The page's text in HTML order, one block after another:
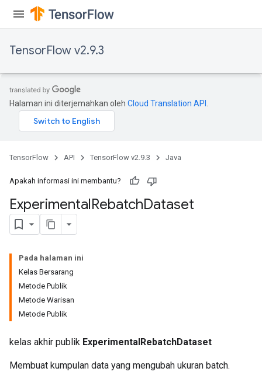
TensorFlow v2.9.3
Halaman ini diterjemahkan oleh Cloud Translation API
TensorFlow API TensorFlow v2.9.3 Java
Apakah informasi ini membantu?
ExperimentalRebatchDataset
Pada halaman ini
Kelas Bersarang
Metode Publik
Metode Warisan
Metode Publik
kelas akhir publik ExperimentalRebatchDataset
Membuat kumpulan data yang mengubah ukuran batch.